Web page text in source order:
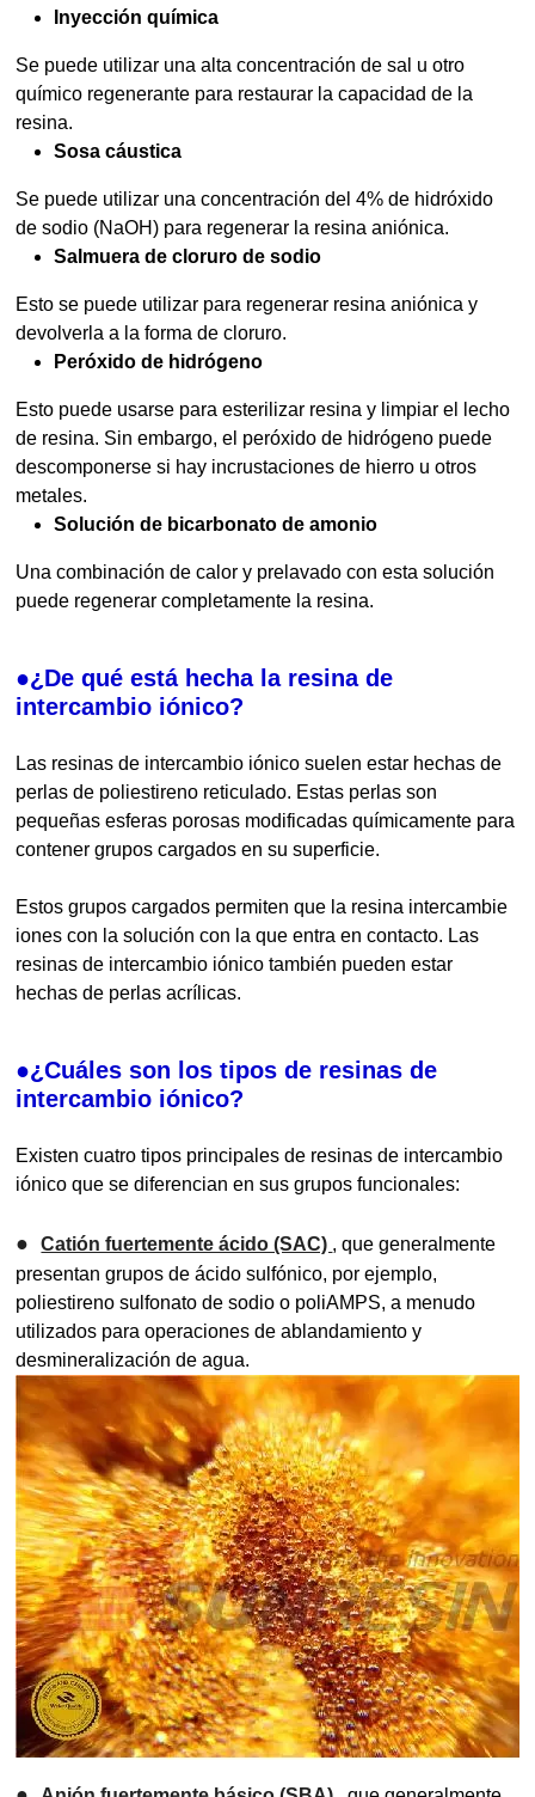
Inyección química
Se puede utilizar una alta concentración de sal u otro
químico regenerante para restaurar la capacidad de la
resina.
Sosa cáustica
Se puede utilizar una concentración del 4% de hidróxido
de sodio (NaOH) para regenerar la resina aniónica.
Salmuera de cloruro de sodio
Esto se puede utilizar para regenerar resina aniónica y
devolverla a la forma de cloruro.
Peróxido de hidrógeno
Esto puede usarse para esterilizar resina y limpiar el lecho
de resina. Sin embargo, el peróxido de hidrógeno puede
descomponerse si hay incrustaciones de hierro u otros
metales.
Solución de bicarbonato de amonio
Una combinación de calor y prelavado con esta solución
puede regenerar completamente la resina.
●¿De qué está hecha la resina de
intercambio iónico?
Las resinas de intercambio iónico suelen estar hechas de
perlas de poliestireno reticulado. Estas perlas son
pequeñas esferas porosas modificadas químicamente para
contener grupos cargados en su superficie.
Estos grupos cargados permiten que la resina intercambie
iones con la solución con la que entra en contacto. Las
resinas de intercambio iónico también pueden estar
hechas de perlas acrílicas.
●¿Cuáles son los tipos de resinas de
intercambio iónico?
Existen cuatro tipos principales de resinas de intercambio
iónico que se diferencian en sus grupos funcionales:
●Catión fuertemente ácido (SAC) , que generalmente
presentan grupos de ácido sulfónico, por ejemplo,
poliestireno sulfonato de sodio o poliAMPS, a menudo
utilizados para operaciones de ablandamiento y
desmineralización de agua.